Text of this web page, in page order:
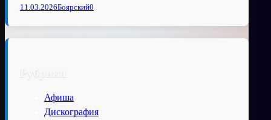
11.03.2026Боярский0
Рубрики
Афиша
Дискография